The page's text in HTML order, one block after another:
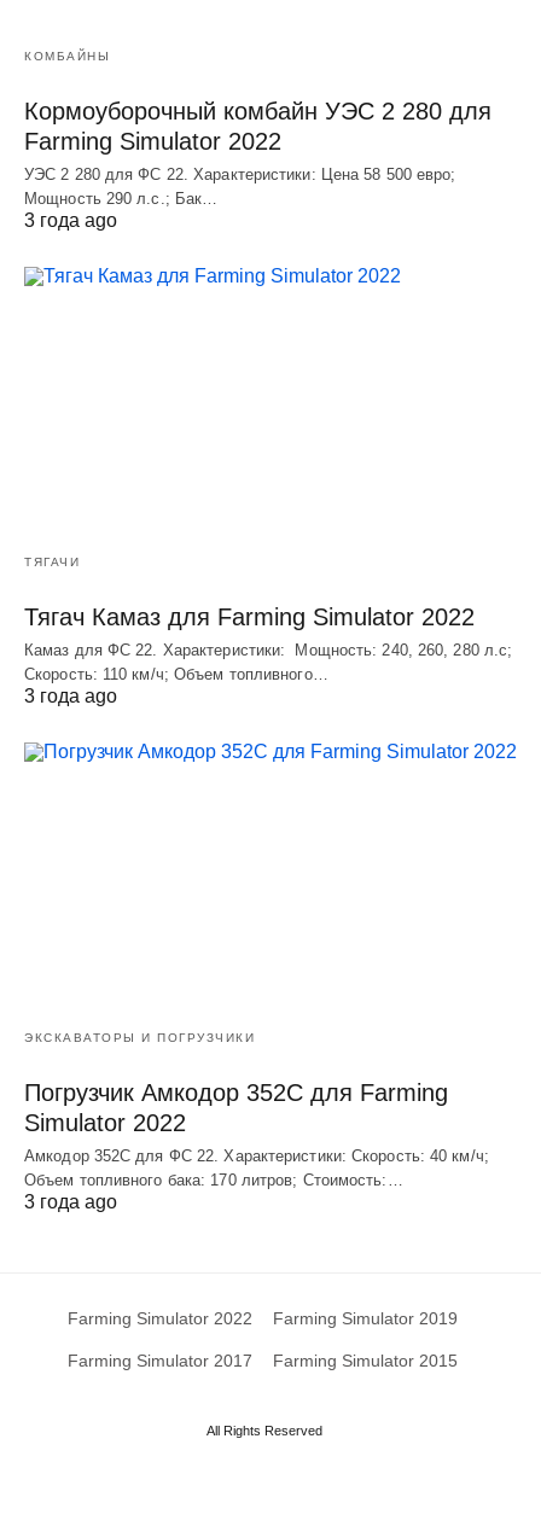
КОМБАЙНЫ
Кормоуборочный комбайн УЭC 2 280 для
Farming Simulator 2022
УЭC 2 280 для ФС 22. Характеристики: Цена 58 500 евро;
Мощность 290 л.с.; Бак…
3 года ago
ТЯГАЧИ
Тягач Камаз для Farming Simulator 2022
Камаз для ФС 22. Характеристики: Мощность: 240, 260, 280 л.с;
Скорость: 110 км/ч; Объем топливного…
3 года ago
ЭКСКАВАТОРЫ И ПОГРУЗЧИКИ
Погрузчик Амкодор 352С для Farming
Simulator 2022
Амкодор 352С для ФС 22. Характеристики: Скорость: 40 км/ч;
Объем топливного бака: 170 литров; Стоимость:…
3 года ago
Farming Simulator 2022 Farming Simulator 2019
Farming Simulator 2017 Farming Simulator 2015
All Rights Reserved